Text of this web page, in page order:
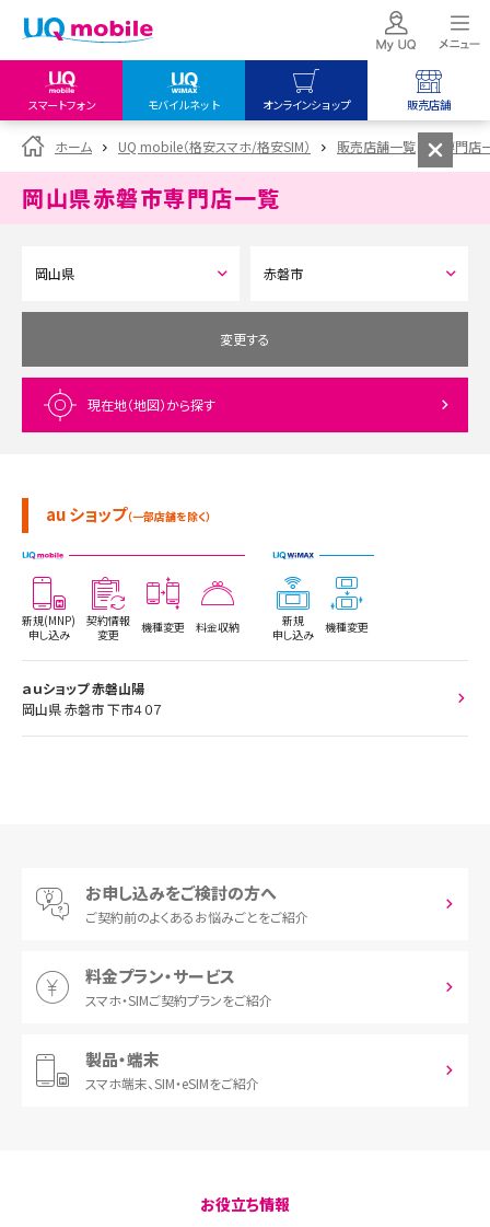
スマートフォン モバイルネット オンラインショップ 販売店舗
my UQ WiMAX
UQ WiMAX ご契約の方
My UQ mobile
データチャージサイト
UQ mobile
オンラインショップ
UQ WiMAX
UQ mobile
販売店舗
UQ WiMAX
ホーム UQ mobile（格安スマホ/格安SIM） 販売店舗一覧 専門店
岡山県赤磐市専門店一覧
変更する
現在地（地図）から探す
au ショップ（一部店舗を除く）
新規(MNP)
申し込み
契約情報
変更
機種変更 料金収納
新規
申し込み
機種変更
ａｕショップ 赤磐山陽
岡山県 赤磐市 下市４０７
お申し込みをご検討の方へ
ご契約前のよくあるお悩みごとをご紹介
料金プラン・サービス
スマホ・SIMご契約プランをご紹介
製品・端末
スマホ端末、SIM・eSIMをご紹介
お役立ち情報